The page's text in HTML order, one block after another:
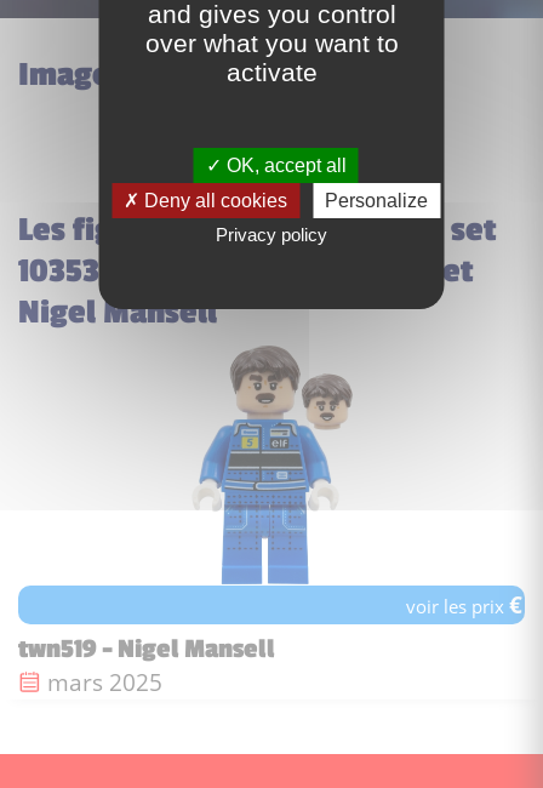
Images du set Lego 10353
Les figurines incluses dans le set
10353 Williams Racing FW14B et
Nigel Mansell
voir les prix€
twn519 - Nigel Mansell
Date de sortie :
mars 2025
and gives you control
over what you want to
activate
OK, accept all
Deny all cookies
Personalize
Privacy policy